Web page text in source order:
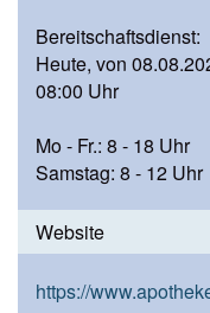
Bereitschaftsdienst:
Heute, von
08:00 Uhr
Mo - Fr.: 8 - 18 Uhr
Samstag: 8 - 12 Uhr
Website
https://